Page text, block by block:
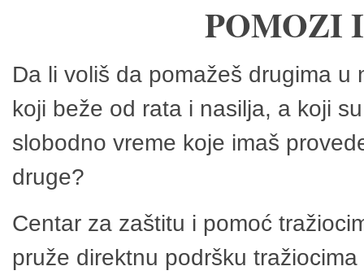
POMOZI
Da li voliš da pomažeš drugima
koji beže od rata i nasilja, a koji
slobodno vreme koje imaš
druge?
Centar za zaštitu i pomoć
pruže direktnu podršku